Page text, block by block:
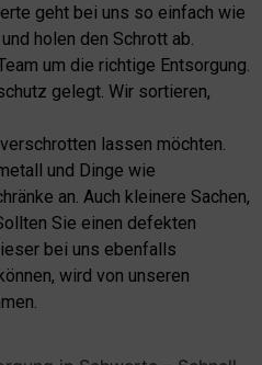
geht bei uns so einfach wie
holen den Schrott ab.
um die richtige Entsorgung.
gelegt. Wir sortieren,
lassen möchten.
und Dinge wie
an. Auch kleinere Sachen,
Sie einen defekten
bei uns ebenfalls
wird von unseren